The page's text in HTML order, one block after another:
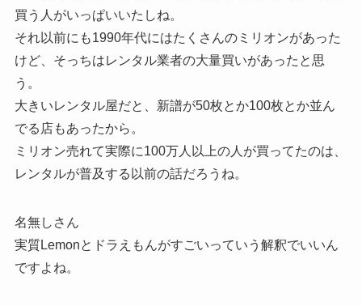
買う人がいっぱいいたしね。
それ以前にも1990年代にはたくさんのミリオンがあった
けど、そっちはレンタル業者の大量買いがあったと思
う。
大きいレンタル屋だと、新譜が50枚とか100枚とか並ん
でる店もあったから。
ミリオン売れて実際に100万人以上の人が買ってたのは、
レンタルが普及する以前の話だろうね。
名無しさん
実質Lemonとドラえもんがすごいっていう解釈でいいん
ですよね。